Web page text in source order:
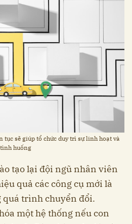
tục sẽ giúp tổ chức duy trì sự linh hoạt và
huống
tạo lại đội ngũ nhân viên
quả các công cụ mới là
quá trình chuyển đổi.
một hệ thống nếu con